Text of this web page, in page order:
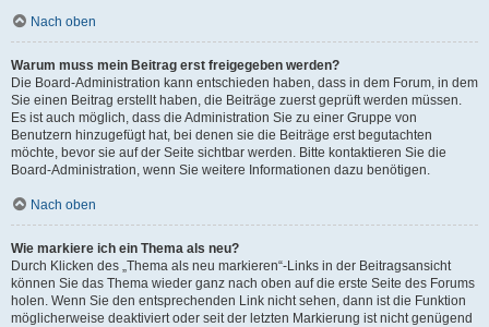
Nach oben
Warum muss mein Beitrag erst freigegeben werden?
Die Board-Administration kann entschieden haben, dass in dem Forum, in dem
Sie einen Beitrag erstellt haben, die Beiträge zuerst geprüft werden müssen.
Es ist auch möglich, dass die Administration Sie zu einer Gruppe von
Benutzern hinzugefügt hat, bei denen sie die Beiträge erst begutachten
möchte, bevor sie auf der Seite sichtbar werden. Bitte kontaktieren Sie die
Board-Administration, wenn Sie weitere Informationen dazu benötigen.
Nach oben
Wie markiere ich ein Thema als neu?
Durch Klicken des „Thema als neu markieren“-Links in der Beitragsansicht
können Sie das Thema wieder ganz nach oben auf die erste Seite des Forums
holen. Wenn Sie den entsprechenden Link nicht sehen, dann ist die Funktion
möglicherweise deaktiviert oder seit der letzten Markierung ist nicht genügend